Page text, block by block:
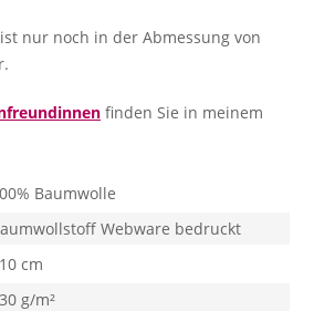
nur noch in der Abmessung von
finden Sie in meinem
Baumwolle
Webware bedruckt
cm
g/m²